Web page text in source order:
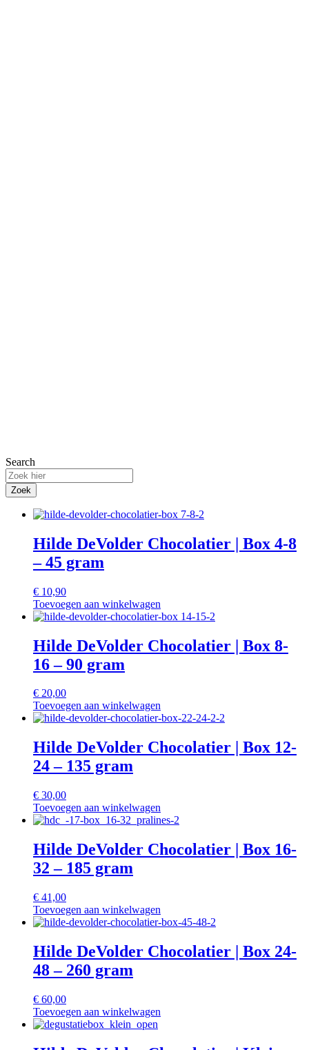
Search
Zoek
Hilde DeVolder Chocolatier | Box 4-8
– 45 gram
€ 10,90
Toevoegen aan winkelwagen
Hilde DeVolder Chocolatier | Box 8-
16 – 90 gram
€ 20,00
Toevoegen aan winkelwagen
Hilde DeVolder Chocolatier | Box 12-
24 – 135 gram
€ 30,00
Toevoegen aan winkelwagen
Hilde DeVolder Chocolatier | Box 16-
32 – 185 gram
€ 41,00
Toevoegen aan winkelwagen
Hilde DeVolder Chocolatier | Box 24-
48 – 260 gram
€ 60,00
Toevoegen aan winkelwagen